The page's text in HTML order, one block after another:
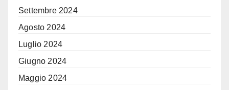
Settembre 2024
Agosto 2024
Luglio 2024
Giugno 2024
Maggio 2024